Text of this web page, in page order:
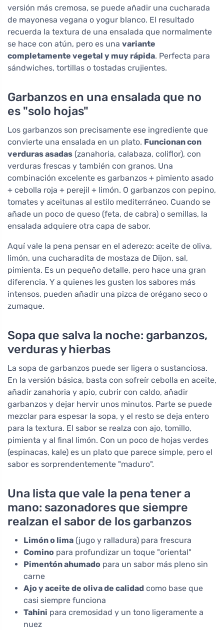
versión más cremosa, se puede añadir una cucharada
de mayonesa vegana o yogur blanco. El resultado
recuerda la textura de una ensalada que normalmente
se hace con atún, pero es una variante
completamente vegetal y muy rápida. Perfecta para
sándwiches, tortillas o tostadas crujientes.
Garbanzos en una ensalada que no
es "solo hojas"
Los garbanzos son precisamente ese ingrediente que
convierte una ensalada en un plato. Funcionan con
verduras asadas (zanahoria, calabaza, coliflor), con
verduras frescas y también con granos. Una
combinación excelente es garbanzos + pimiento asado
+ cebolla roja + perejil + limón. O garbanzos con pepino,
tomates y aceitunas al estilo mediterráneo. Cuando se
añade un poco de queso (feta, de cabra) o semillas, la
ensalada adquiere otra capa de sabor.
Aquí vale la pena pensar en el aderezo: aceite de oliva,
limón, una cucharadita de mostaza de Dijon, sal,
pimienta. Es un pequeño detalle, pero hace una gran
diferencia. Y a quienes les gusten los sabores más
intensos, pueden añadir una pizca de orégano seco o
zumaque.
Sopa que salva la noche: garbanzos,
verduras y hierbas
La sopa de garbanzos puede ser ligera o sustanciosa.
En la versión básica, basta con sofreír cebolla en aceite,
añadir zanahoria y apio, cubrir con caldo, añadir
garbanzos y dejar hervir unos minutos. Parte se puede
mezclar para espesar la sopa, y el resto se deja entero
para la textura. El sabor se realza con ajo, tomillo,
pimienta y al final limón. Con un poco de hojas verdes
(espinacas, kale) es un plato que parece simple, pero el
sabor es sorprendentemente "maduro".
Una lista que vale la pena tener a
mano: sazonadores que siempre
realzan el sabor de los garbanzos
Limón o lima (jugo y ralladura) para frescura
Comino para profundizar un toque "oriental"
Pimentón ahumado para un sabor más pleno sin
carne
Ajo y aceite de oliva de calidad como base que
casi siempre funciona
Tahini para cremosidad y un tono ligeramente a
nuez